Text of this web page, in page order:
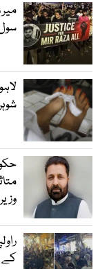
کے دوران 6